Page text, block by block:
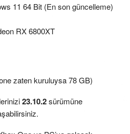
11 64 Bit (En son güncelleme)
RX 6800XT
zaten kuruluysa 78 GB)
23.10.2sürümüne